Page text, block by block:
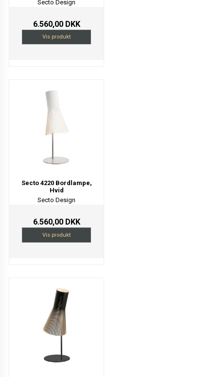
Secto Design
6.560,00 DKK
Vis produkt
Secto 4220 Bordlampe,
Hvid
Secto Design
6.560,00 DKK
Vis produkt